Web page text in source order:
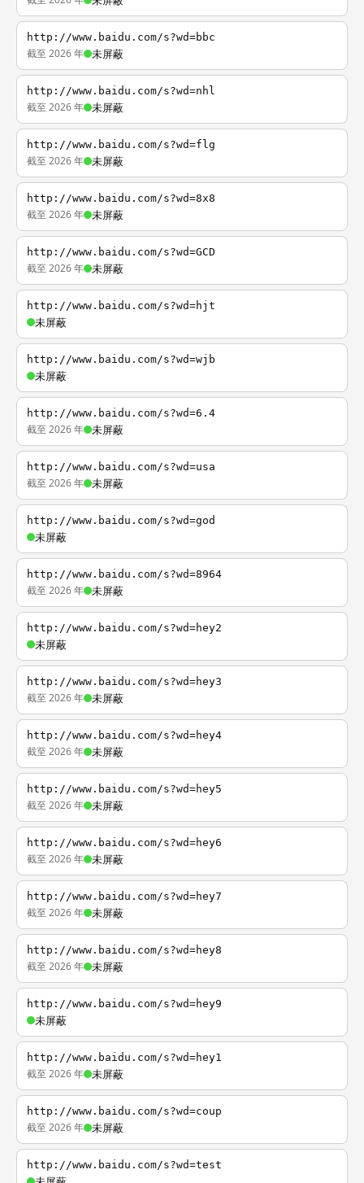
http://www.baidu.com/s?wd=bbc
截至 2026 年 未屏蔽
http://www.baidu.com/s?wd=nhl
截至 2026 年 未屏蔽
http://www.baidu.com/s?wd=flg
截至 2026 年 未屏蔽
http://www.baidu.com/s?wd=8x8
截至 2026 年 未屏蔽
http://www.baidu.com/s?wd=GCD
截至 2026 年 未屏蔽
http://www.baidu.com/s?wd=hjt
未屏蔽
http://www.baidu.com/s?wd=wjb
未屏蔽
http://www.baidu.com/s?wd=6.4
截至 2026 年 未屏蔽
http://www.baidu.com/s?wd=usa
截至 2026 年 未屏蔽
http://www.baidu.com/s?wd=god
未屏蔽
http://www.baidu.com/s?wd=8964
截至 2026 年 未屏蔽
http://www.baidu.com/s?wd=hey2
未屏蔽
http://www.baidu.com/s?wd=hey3
截至 2026 年 未屏蔽
http://www.baidu.com/s?wd=hey4
截至 2026 年 未屏蔽
http://www.baidu.com/s?wd=hey5
截至 2026 年 未屏蔽
http://www.baidu.com/s?wd=hey6
截至 2026 年 未屏蔽
http://www.baidu.com/s?wd=hey7
截至 2026 年 未屏蔽
http://www.baidu.com/s?wd=hey8
截至 2026 年 未屏蔽
http://www.baidu.com/s?wd=hey9
未屏蔽
http://www.baidu.com/s?wd=hey1
截至 2026 年 未屏蔽
http://www.baidu.com/s?wd=coup
截至 2026 年 未屏蔽
http://www.baidu.com/s?wd=test